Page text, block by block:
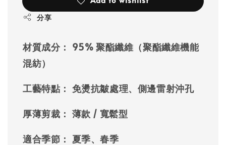
分享
材質成分： 95% 聚酯纖維（聚酯纖維機能
混紡）
工藝特點： 免燙抗皺處理、側邊雷射沖孔
厚薄剪裁： 薄款 / 寬鬆型
適合季節： 夏季、春季